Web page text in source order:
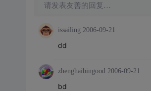
请发表友善的回复…
issailing 2006-09-21
dd
zhenghaibingood 2006-09-21
bd